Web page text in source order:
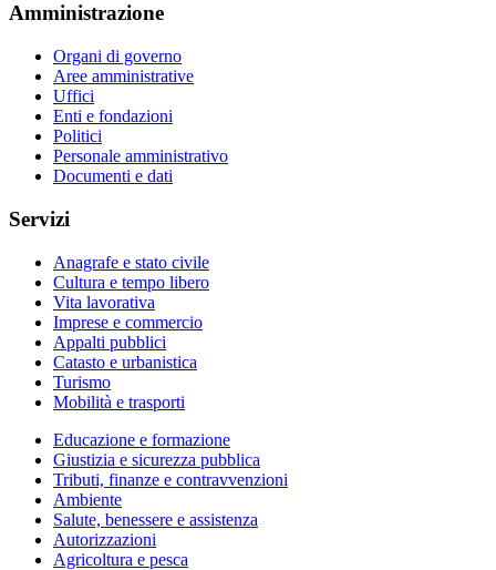
Amministrazione
Organi di governo
Aree amministrative
Uffici
Enti e fondazioni
Politici
Personale amministrativo
Documenti e dati
Servizi
Anagrafe e stato civile
Cultura e tempo libero
Vita lavorativa
Imprese e commercio
Appalti pubblici
Catasto e urbanistica
Turismo
Mobilità e trasporti
Educazione e formazione
Giustizia e sicurezza pubblica
Tributi, finanze e contravvenzioni
Ambiente
Salute, benessere e assistenza
Autorizzazioni
Agricoltura e pesca